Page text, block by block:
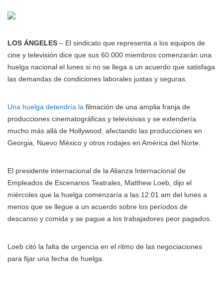
LOS ÁNGELES – El sindicato que representa a los equipos de
cine y televisión dice que sus 60.000 miembros comenzarán una
huelga nacional el lunes si no se llega a un acuerdo que satisfaga
las demandas de condiciones laborales justas y seguras.
Una huelga detendría la filmación de una amplia franja de
producciones cinematográficas y televisivas y se extendería
mucho más allá de Hollywood, afectando las producciones en
Georgia, Nuevo México y otros rodajes en América del Norte.
El presidente internacional de la Alianza Internacional de
Empleados de Escenarios Teatrales, Matthew Loeb, dijo el
miércoles que la huelga comenzaría a las 12:01 am del lunes a
menos que se llegue a un acuerdo sobre los períodos de
descanso y comida y se pague a los trabajadores peor pagados.
Loeb citó la falta de urgencia en el ritmo de las negociaciones
para fijar una fecha de huelga.